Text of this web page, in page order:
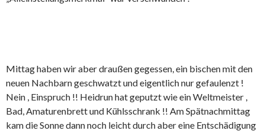
Mittag haben wir aber draußen gegessen, ein bischen mit den
neuen Nachbarn geschwatzt und eigentlich nur gefaulenzt !
Nein , Einspruch !! Heidrun hat geputzt wie ein Weltmeister ,
Bad, Amaturenbrett und Kühlsschrank !! Am Spätnachmittag
kam die Sonne dann noch leicht durch aber eine Entschädigung